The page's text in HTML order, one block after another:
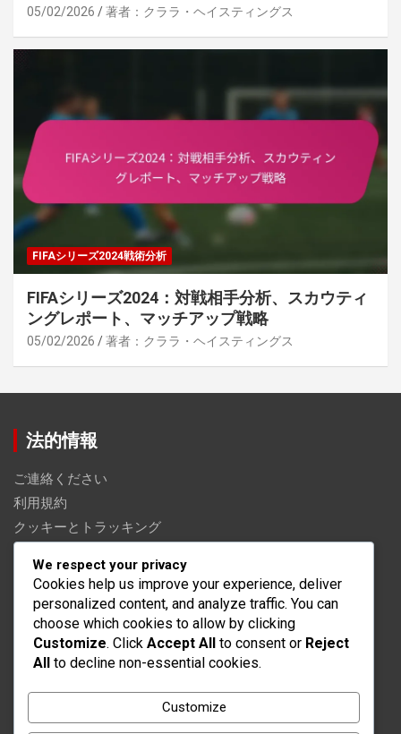
05/02/2026 著者：クララ・ヘイスティングス
FIFAシリーズ2024戦術分析
FIFAシリーズ2024：対戦相手分析、スカウティ
ングレポート、マッチアップ戦略
05/02/2026 著者：クララ・ヘイスティングス
法的情報
ご連絡ください
利用規約
クッキーとトラッキング
あなたのプライバシー
カテゴリ
FIFAシリーズ2024 プレイヤー評価
FIFAシリーズ2024戦術分析
We respect your privacy
Cookies help us improve your experience, deliver
personalized content, and analyze traffic. You can
choose which cookies to allow by clicking
Customize. Click Accept All to consent or Reject
All to decline non-essential cookies.
Customize